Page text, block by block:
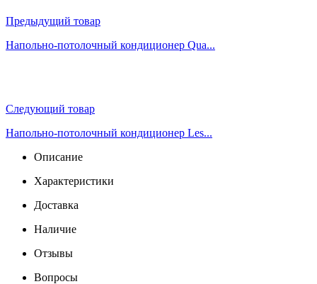
Предыдущий товар
Напольно-потолочный кондиционер Qua...
Следующий товар
Напольно-потолочный кондиционер Les...
Описание
Характеристики
Доставка
Наличие
Отзывы
Вопросы